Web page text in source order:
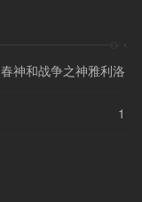
春神和战争之神雅利洛
1